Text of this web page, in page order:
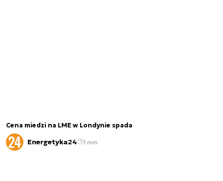
Cena miedzi na LME w Londynie spada
Energetyka24 1 min.